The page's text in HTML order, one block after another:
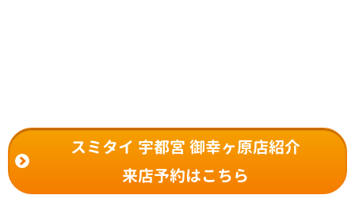
スミタイ 宇都宮 御幸ヶ原店紹介
来店予約はこちら